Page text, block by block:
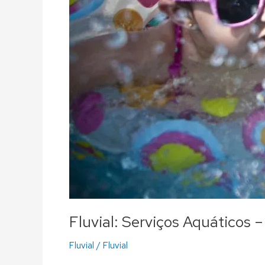
Fluvial: Serviços Aquáticos
Fluvial / Fluvial